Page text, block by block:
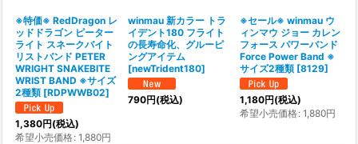
※特価※ RedDragon レ
ッドドラゴン ピーター
ライト スネークバイト
リストバンド PETER
WRIGHT SNAKEBITE
WRIST BAND ※サイズ
2種類 [RDPWWB02]
1,380円(税込)
希望小売価格: 1,880円
winmau 新カラー トラ
イデント180 フライト
の長寿命化、グルーピ
ングアイテム
[newTrident180]
790円(税込)
※セール※ winmau ウ
ィンマウ ジョー カレン
フォース パワーバンド
Force Power Band ※
サイズ2種類 [8129]
1,180円(税込)
希望小売価格: 1,880円